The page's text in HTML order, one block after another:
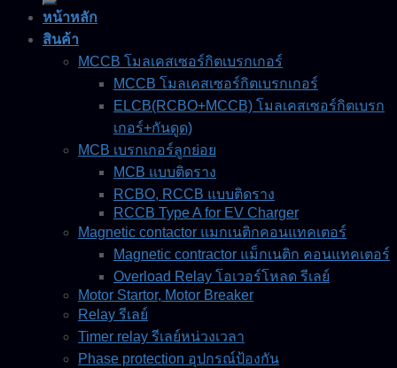
หน้าหลัก
สินค้า
MCCB โมลเคสเซอร์กิตเบรกเกอร์
MCCB โมลเคสเซอร์กิตเบรกเกอร์
ELCB(RCBO+MCCB) โมลเคสเซอร์กิตเบรก
เกอร์+กันดูด)
MCB เบรกเกอร์ลูกย่อย
MCB แบบติดราง
RCBO, RCCB แบบติดราง
RCCB Type A for EV Charger
Magnetic contactor แมกเนติกคอนแทคเตอร์
Magnetic contractor แม็กเนติก คอนแทคเตอร์
Overload Relay โอเวอร์โหลด รีเลย์
Motor Startor, Motor Breaker
Relay รีเลย์
Timer relay รีเลย์หน่วงเวลา
Phase protection อุปกรณ์ป้องกัน